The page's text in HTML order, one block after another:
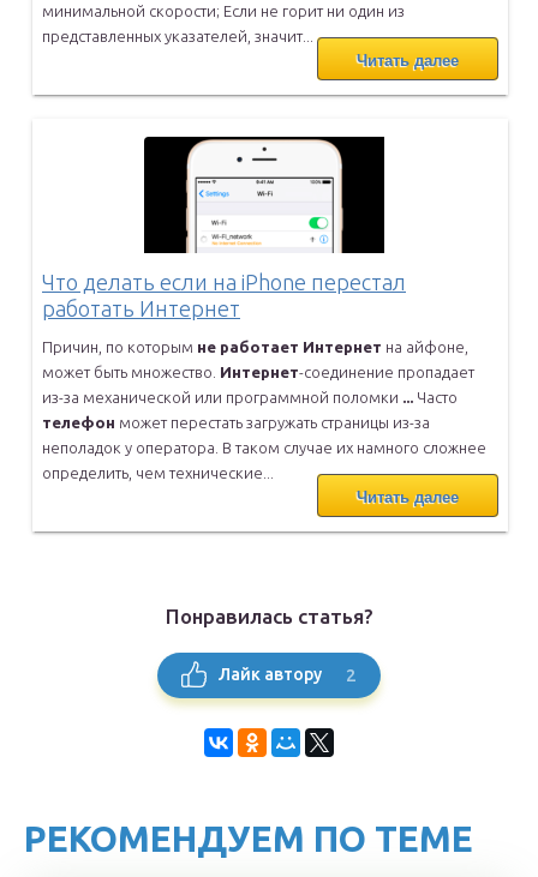
минимальной скорости; Если не горит ни один из
представленных указателей, значит...
Читать далее
Что делать если на iPhone перестал
работать Интернет
Причин, по которым не работает Интернет на айфоне,
может быть множество. Интернет-соединение пропадает
из-за механической или программной поломки
Часто
телефон может перестать загружать страницы из-за
неполадок у оператора. В таком случае их намного сложнее
определить, чем технические...
Читать далее
Понравилась статья?
Лайк автору 2
РЕКОМЕНДУЕМ ПО ТЕМЕ